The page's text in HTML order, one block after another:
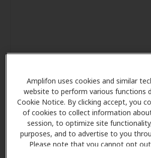
Amplifon uses cookies and similar
website to perform various functions
Cookie Notice. By clicking accept, you
of cookies to collect information
session, to optimize site
purposes, and to advertise to you
Please note that you cannot opt